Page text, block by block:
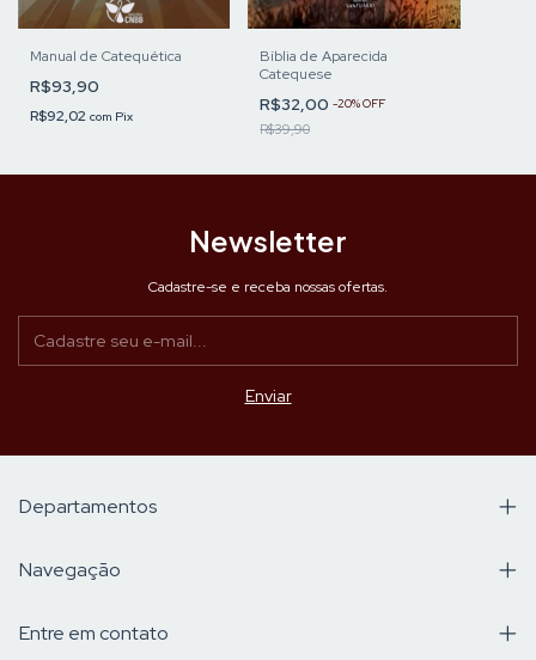
Manual de Catequética
R$93,90
R$92,02 com Pix
Bíblia de Aparecida
Catequese
R$32,00-20%OFF
R$39,90
Newsletter
Cadastre-se e receba nossas ofertas.
Departamentos
Navegação
Entre em contato